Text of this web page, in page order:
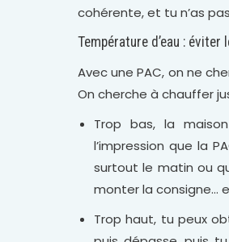
cohérente, et tu n’as
Température d’eau : éviter
Avec une PAC, on ne
On cherche à chauffer
Trop bas, la
l’impression que la
surtout le matin ou
monter la consigne…
Trop haut, tu peux